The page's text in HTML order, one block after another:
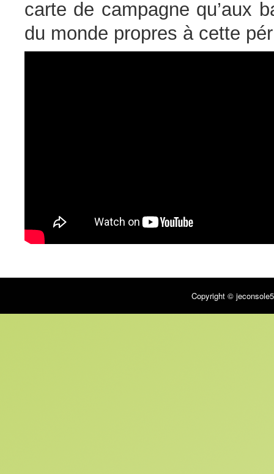
carte de campagne qu’aux
du monde propres à cette
Copyright ©